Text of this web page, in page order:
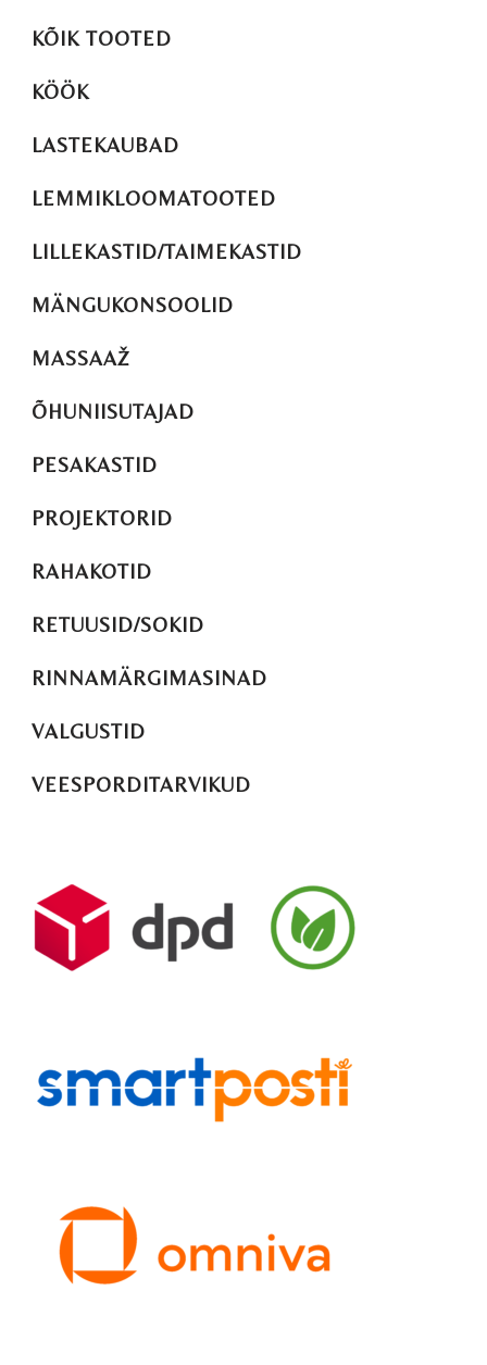
KÕIK TOOTED
KÖÖK
LASTEKAUBAD
LEMMIKLOOMATOOTED
LILLEKASTID/TAIMEKASTID
MÄNGUKONSOOLID
MASSAAŽ
ÕHUNIISUTAJAD
PESAKASTID
PROJEKTORID
RAHAKOTID
RETUUSID/SOKID
RINNAMÄRGIMASINAD
VALGUSTID
VEESPORDITARVIKUD